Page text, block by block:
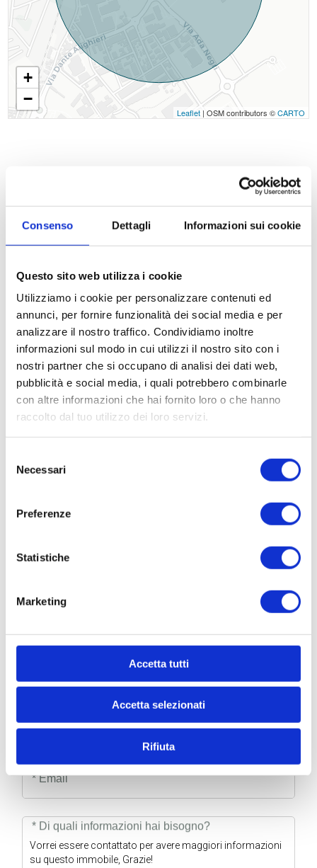
Consenso Dettagli Informazioni sui cookie
Questo sito web utilizza i cookie
Utilizziamo i cookie per personalizzare contenuti ed
annunci, per fornire funzionalità dei social media e per
analizzare il nostro traffico. Condividiamo inoltre
informazioni sul modo in cui utilizzi il nostro sito con i
nostri partner che si occupano di analisi dei dati web,
pubblicità e social media, i quali potrebbero combinarle
con altre informazioni che hai fornito loro o che hanno
raccolto dal tuo utilizzo dei loro servizi.
delNecessari
Preferenze
Statistiche
Marketing
Accetta tutti
Accetta selezionati
Rifiuta
+
−
Leaflet| OSM contributors ©CARTO
SOGIM SRL
P.IVA: 06407680963
* Telefono
* Email
* Di quali informazioni hai bisogno?